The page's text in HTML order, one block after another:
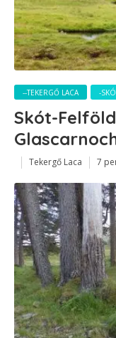
--TEKERGŐ LACA -
Skót-Felföld
Tekergő Laca 7